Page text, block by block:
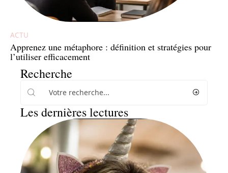
ACTU
Apprenez une métaphore : définition et stratégies pour
l’utiliser efficacement
Recherche
Les dernières lectures